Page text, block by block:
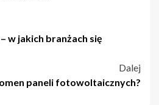
w jakich branżach się
Dalej
paneli fotowoltaicznych?